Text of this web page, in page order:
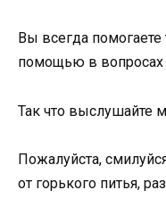
Вы всегда
помощью в вопросах
Так что выслушайте
Пожалуйста,
от горького питья,